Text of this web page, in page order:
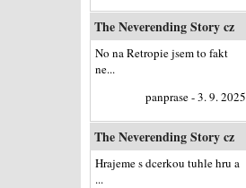
The Neverending Story cz
No na Retropie jsem to fakt
ne...
panprase - 3. 9. 2025
The Neverending Story cz
Hrajeme s dcerkou tuhle hru a
...